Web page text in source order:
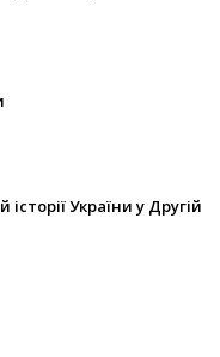
України у Другій